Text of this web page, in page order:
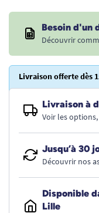
Besoin d'un
Découvrir
Livraison offerte dès
Livraison à
Voir les
Jusqu’à 30
Découvrir nos
Disponible
Lille